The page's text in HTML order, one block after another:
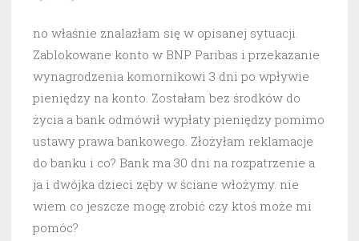
no właśnie znalazłam się w opisanej sytuacji.
Zablokowane konto w BNP Paribas i przekazanie
wynagrodzenia komornikowi 3 dni po wpływie
pieniędzy na konto. Zostałam bez środków do
życia a bank odmówił wypłaty pieniędzy pomimo
ustawy prawa bankowego. Złożyłam reklamacje
do banku i co? Bank ma 30 dni na rozpatrzenie a
ja i dwójka dzieci zęby w ściane włożymy. nie
wiem co jeszcze mogę zrobić czy ktoś może mi
pomóc?